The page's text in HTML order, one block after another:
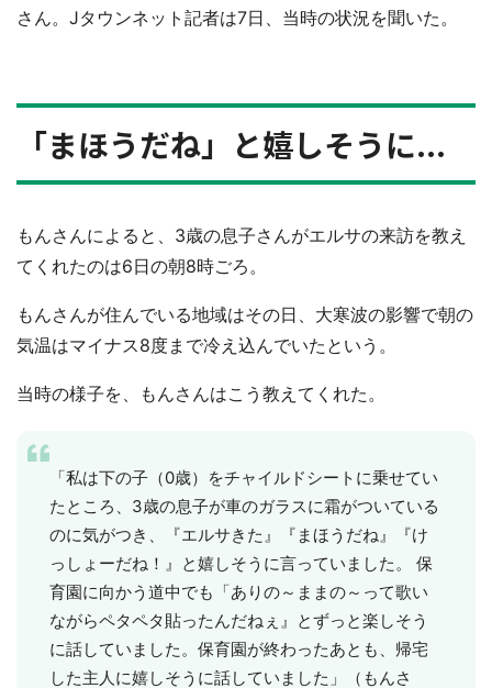
さん。Jタウンネット記者は7日、当時の状況を聞いた。
「まほうだね」と嬉しそうに...
もんさんによると、3歳の息子さんがエルサの来訪を教え
てくれたのは6日の朝8時ごろ。
もんさんが住んでいる地域はその日、大寒波の影響で朝の
気温はマイナス8度まで冷え込んでいたという。
当時の様子を、もんさんはこう教えてくれた。
「私は下の子（0歳）をチャイルドシートに乗せてい
たところ、3歳の息子が車のガラスに霜がついている
のに気がつき、『エルサきた』『まほうだね』『け
っしょーだね！』と嬉しそうに言っていました。 保
育園に向かう道中でも「ありの～ままの～って歌い
ながらペタペタ貼ったんだねぇ』とずっと楽しそう
に話していました。保育園が終わったあとも、帰宅
した主人に嬉しそうに話していました」（もんさ